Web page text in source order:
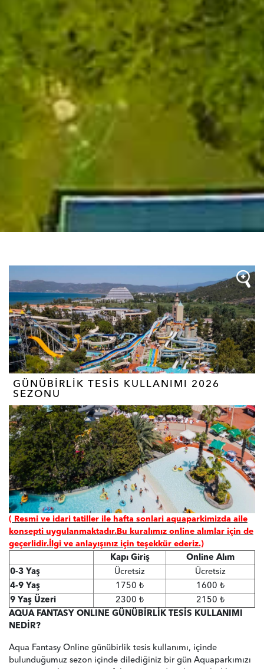
GÜNÜBİRLİK TESİS KULLANIMI 2026
SEZONU
( Resmi ve idari tatiller ile hafta sonlari aquaparkimizda aile
konsepti uygulanmaktadır.Bu kuralımız online alımlar için de
geçerlidir.İlgi ve anlayışınız için teşekkür ederiz.)
Kapı Giriş
Online Alım
0-3 Yaş
Ücretsiz
Ücretsiz
4-9 Yaş
1750 ₺
1600 ₺
9 Yaş Üzeri
2300 ₺
2150 ₺
AQUA FANTASY ONLINE GÜNÜBİRLİK TESİS KULLANIMI
NEDİR?
Aqua Fantasy Online günübirlik tesis kullanımı, içinde
bulunduğumuz sezon içinde dilediğiniz bir gün Aquaparkımızı